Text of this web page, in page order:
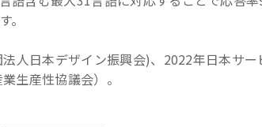
。
人日本デザイン振興会)、2022年日本サ
生産性協議会）。